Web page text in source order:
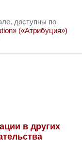
доступны по
(«Атрибуция»)
в других